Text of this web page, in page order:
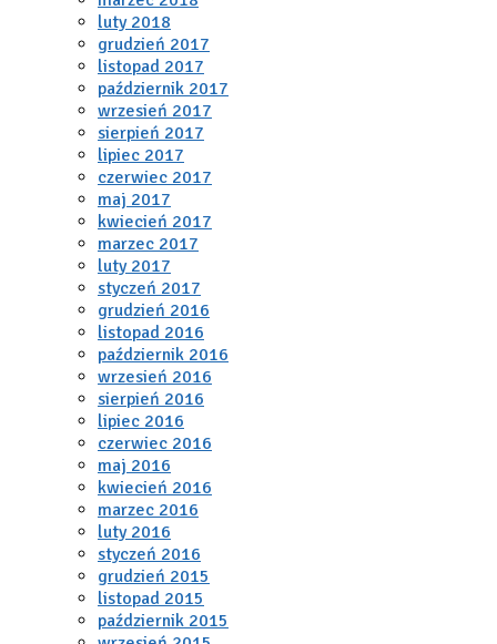
luty 2018
grudzień 2017
listopad 2017
październik 2017
wrzesień 2017
sierpień 2017
lipiec 2017
czerwiec 2017
maj 2017
kwiecień 2017
marzec 2017
luty 2017
styczeń 2017
grudzień 2016
listopad 2016
październik 2016
wrzesień 2016
sierpień 2016
lipiec 2016
czerwiec 2016
maj 2016
kwiecień 2016
marzec 2016
luty 2016
styczeń 2016
grudzień 2015
listopad 2015
październik 2015